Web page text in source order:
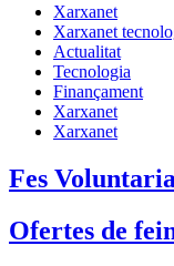
Xarxanet
Xarxanet
Actualitat
Tecnologia
Finançament
Xarxanet
Xarxanet
Fes
Ofertes de